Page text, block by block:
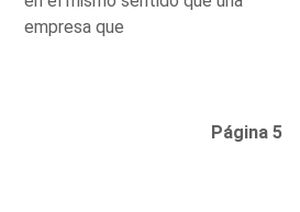
empresa que
Página 5